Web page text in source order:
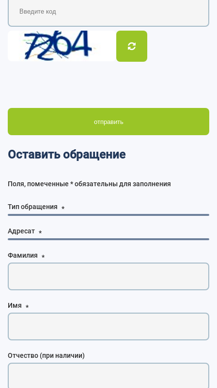
отправить
Оставить обращение
Поля, помеченные * обязательны для заполнения
Тип обращения *
Адресат *
Фамилия *
Имя *
Отчество (при наличии)